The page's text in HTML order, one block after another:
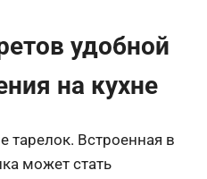
удобной
на кухне
тарелок. Встроенная в
может стать